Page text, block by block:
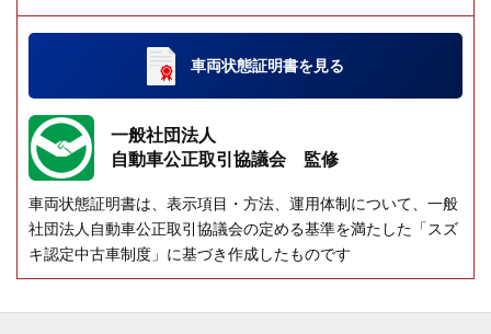
車両状態証明書を見る
一般社団法人
自動車公正取引協議会 監修
車両状態証明書は、表示項目・方法、運用体制について、一般
社団法人自動車公正取引協議会の定める基準を満たした「スズ
キ認定中古車制度」に基づき作成したものです